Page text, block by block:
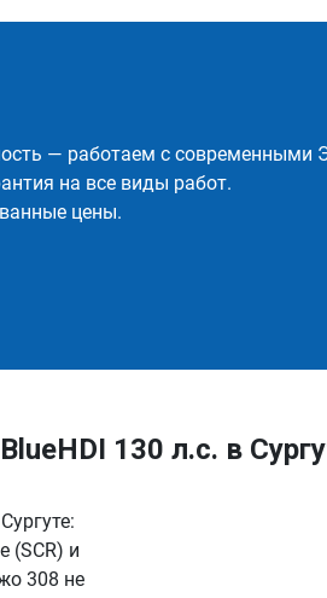
— работаем с современными
на все виды работ.
цены.
130 л.с. в
(SCR) и
308 не